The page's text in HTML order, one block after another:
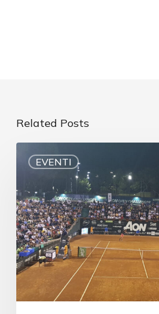
Related Posts
EVENTI